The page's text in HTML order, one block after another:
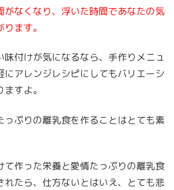
がなくなり、浮いた時間であなたの気
ます。
味付けが気になるなら、手作りメニュ
にアレンジレシピにしてもバリエーシ
すよ。
っぷりの離乳食を作ることはとても素
て作った栄養と愛情たっぷりの離乳食
れたら、仕方ないとはいえ、とても悲